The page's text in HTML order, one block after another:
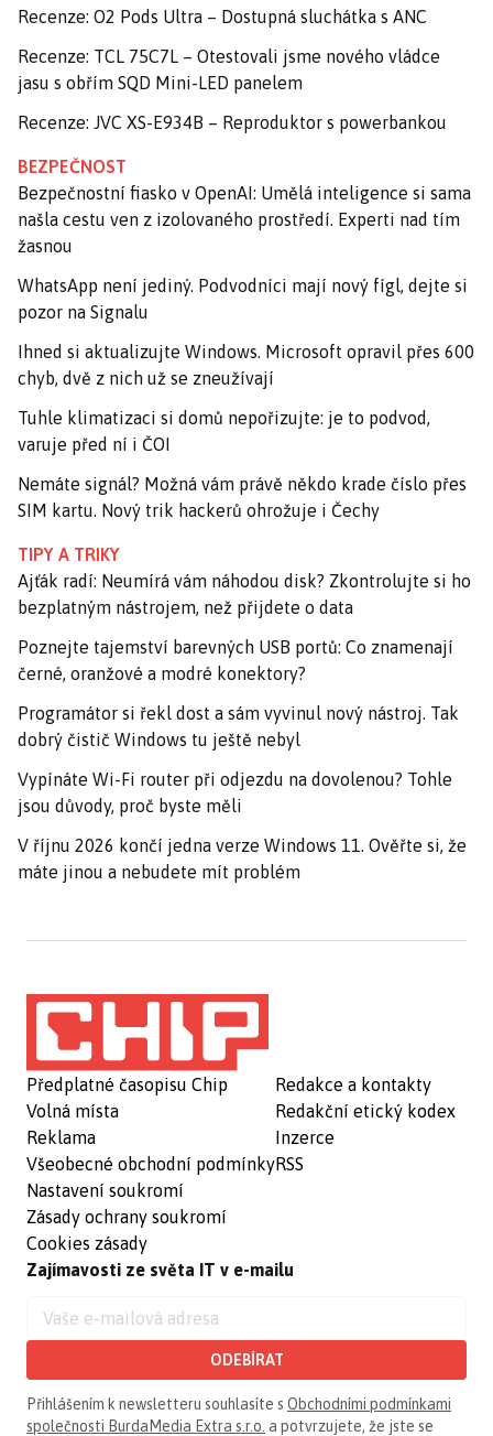
Recenze: O2 Pods Ultra – Dostupná sluchátka s ANC
Recenze: TCL 75C7L – Otestovali jsme nového vládce
jasu s obřím SQD Mini-LED panelem
Recenze: JVC XS-E934B – Reproduktor s powerbankou
BEZPEČNOST
Bezpečnostní fiasko v OpenAI: Umělá inteligence si sama
našla cestu ven z izolovaného prostředí. Experti nad tím
žasnou
WhatsApp není jediný. Podvodníci mají nový fígl, dejte si
pozor na Signalu
Ihned si aktualizujte Windows. Microsoft opravil přes 600
chyb, dvě z nich už se zneužívají
Tuhle klimatizaci si domů nepořizujte: je to podvod,
varuje před ní i ČOI
Nemáte signál? Možná vám právě někdo krade číslo přes
SIM kartu. Nový trik hackerů ohrožuje i Čechy
TIPY A TRIKY
Ajťák radí: Neumírá vám náhodou disk? Zkontrolujte si ho
bezplatným nástrojem, než přijdete o data
Poznejte tajemství barevných USB portů: Co znamenají
černé, oranžové a modré konektory?
Programátor si řekl dost a sám vyvinul nový nástroj. Tak
dobrý čistič Windows tu ještě nebyl
Vypínáte Wi-Fi router při odjezdu na dovolenou? Tohle
jsou důvody, proč byste měli
V říjnu 2026 končí jedna verze Windows 11. Ověřte si, že
máte jinou a nebudete mít problém
Předplatné časopisu Chip
Volná místa
Reklama
Všeobecné obchodní podmínky
Nastavení soukromí
Zásady ochrany soukromí
Cookies zásady
Redakce a kontakty
Redakční etický kodex
Inzerce
RSS
Zajímavosti ze světa IT v e-mailu
ODEBÍRAT
Přihlášením k newsletteru souhlasíte s Obchodními podmínkami
společnosti BurdaMedia Extra s.r.o. a potvrzujete, že jste se